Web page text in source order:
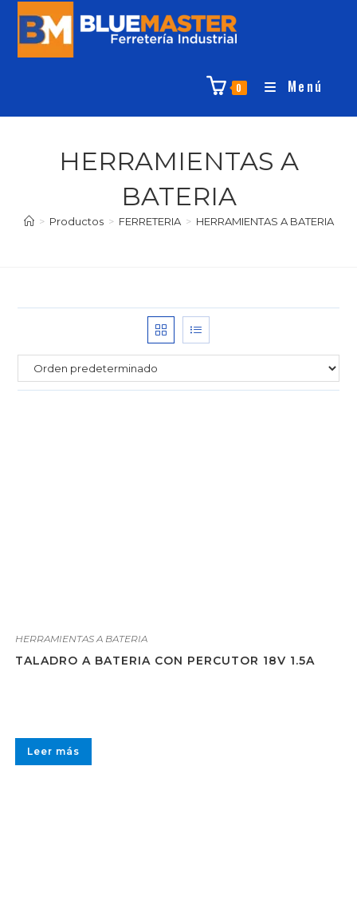
0 Menú
HERRAMIENTAS A
BATERIA
> Productos > FERRETERIA > HERRAMIENTAS A BATERIA
HERRAMIENTAS A BATERIA
TALADRO A BATERIA CON PERCUTOR 18V 1.5A
Leer más